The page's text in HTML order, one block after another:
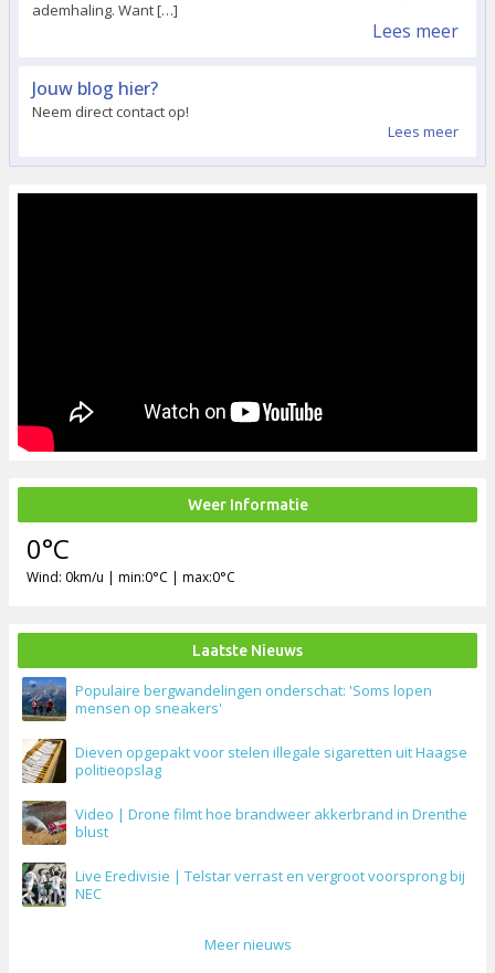
ademhaling. Want […]
Lees meer
Jouw blog hier?
Neem direct contact op!
Lees meer
Weer Informatie
0°C
Wind: 0km/u | min:0°C | max:0°C
Laatste Nieuws
Populaire bergwandelingen onderschat: 'Soms lopen
mensen op sneakers'
Dieven opgepakt voor stelen illegale sigaretten uit Haagse
politieopslag
Video | Drone filmt hoe brandweer akkerbrand in Drenthe
blust
Live Eredivisie | Telstar verrast en vergroot voorsprong bij
NEC
Meer nieuws